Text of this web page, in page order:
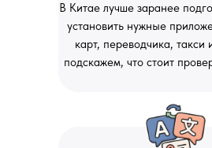
В Китае лучше заранее
установить нужные
карт, переводчика,
подскажем, что стоит